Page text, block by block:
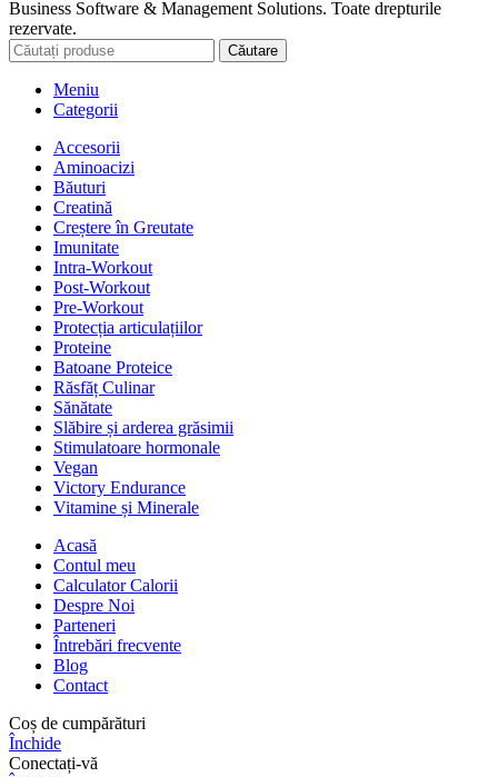
Coș de cumpărături
Închide
Conectați-vă
Închide
Nu aveți încă cont?
Creați un cont
Meniu
Bară laterală
Lista dorințelor
elemente Coș
Contul meu